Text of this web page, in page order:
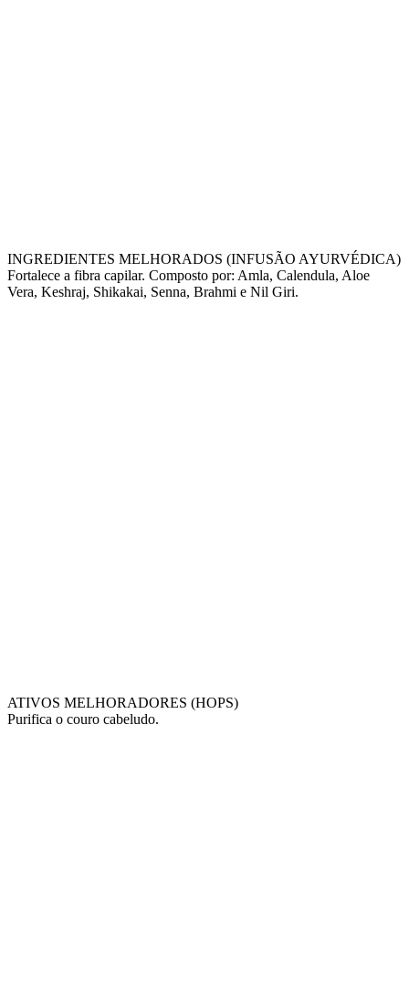
INGREDIENTES MELHORADOS (INFUSÃO AYURVÉDICA)
Fortalece a fibra capilar. Composto por: Amla, Calendula, Aloe
Vera, Keshraj, Shikakai, Senna, Brahmi e Nil Giri.
ATIVOS MELHORADORES (HOPS)
Purifica o couro cabeludo.